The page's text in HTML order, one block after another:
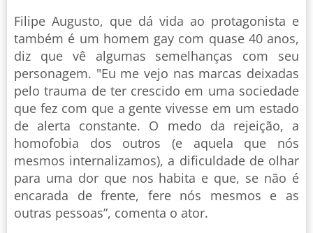
Filipe Augusto, que dá vida ao protagonista e
também é um homem gay com quase 40 anos,
diz que vê algumas semelhanças com seu
personagem. "Eu me vejo nas marcas deixadas
pelo trauma de ter crescido em uma sociedade
que fez com que a gente vivesse em um estado
de alerta constante. O medo da rejeição, a
homofobia dos outros (e aquela que nós
mesmos internalizamos), a dificuldade de olhar
para uma dor que nos habita e que, se não é
encarada de frente, fere nós mesmos e as
outras pessoas”, comenta o ator.